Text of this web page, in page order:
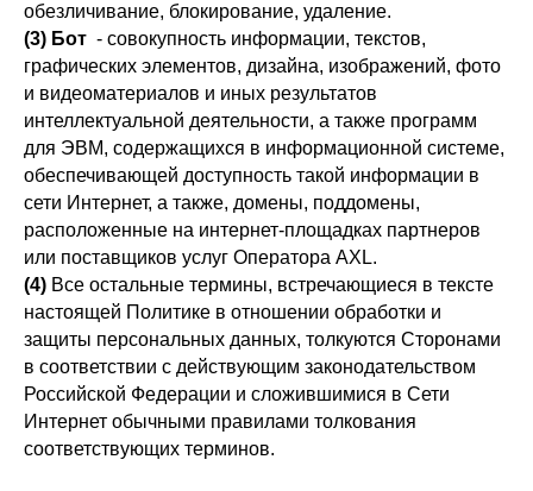
обезличивание, блокирование, удаление.
(3) Бот - совокупность информации, текстов,
графических элементов, дизайна, изображений, фото
и видеоматериалов и иных результатов
интеллектуальной деятельности, а также программ
для ЭВМ, содержащихся в информационной системе,
обеспечивающей доступность такой информации в
сети Интернет, а также, домены, поддомены,
расположенные на интернет-площадках партнеров
или поставщиков услуг Оператора AXL.
(4) Все остальные термины, встречающиеся в тексте
настоящей Политике в отношении обработки и
защиты персональных данных, толкуются Сторонами
в соответствии с действующим законодательством
Российской Федерации и сложившимися в Сети
Интернет обычными правилами толкования
соответствующих терминов.